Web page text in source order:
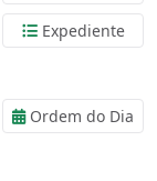
Expediente
Ordem do Dia